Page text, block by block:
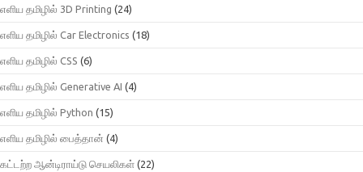
எளிய தமிழில் 3D Printing (24)
எளிய தமிழில் Car Electronics (18)
எளிய தமிழில் CSS (6)
எளிய தமிழில் Generative AI (4)
எளிய தமிழில் Python (15)
எளிய தமிழில் பைத்தான் (4)
கட்டற்ற ஆன்டிராய்டு செயலிகள் (22)